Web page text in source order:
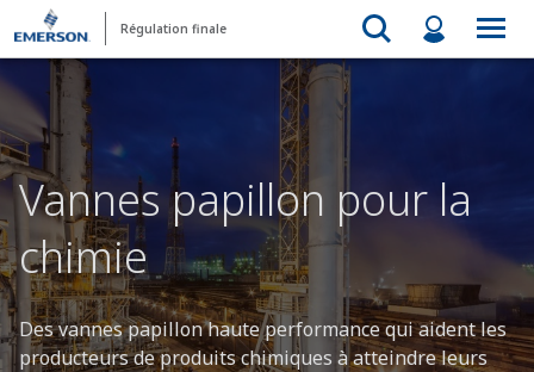
Régulation finale
Vannes papillon pour la
chimie
Des vannes papillon haute performance qui aident les
producteurs de produits chimiques à atteindre leurs